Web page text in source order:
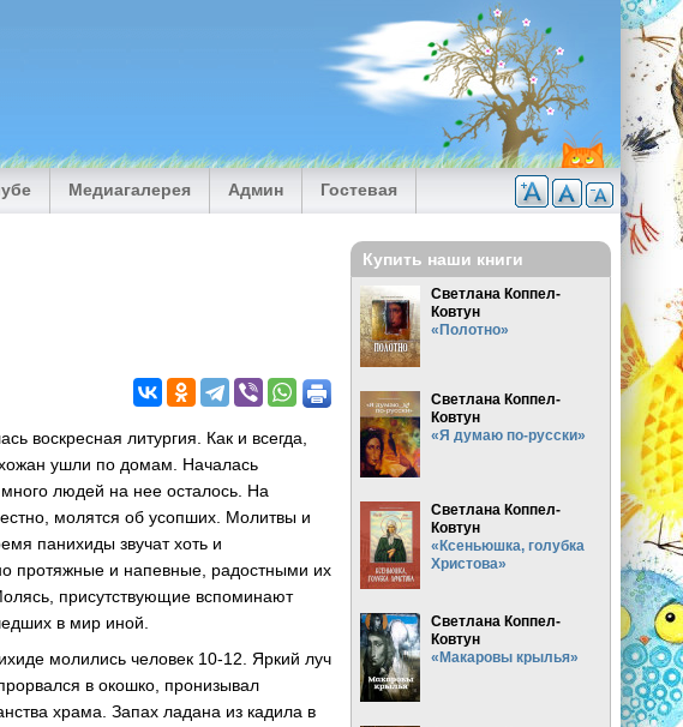
Медиагалерея Админ Гостевая
воскресная литургия. Как и всегда,
ушли по домам. Началась
людей на нее осталось. На
молятся об усопших. Молитвы и
панихиды звучат хоть и
протяжные и напевные, радостными их
присутствующие вспоминают
в мир иной.
молились человек 10-12. Яркий луч
в окошко, пронизывал
храма. Запах ладана из кадила в
Купить наши книги
Светлана Коппел-
Ковтун
«Полотно»
Светлана Коппел-
Ковтун
«Я думаю по-русски»
Светлана Коппел-
Ковтун
«Ксеньюшка, голубка
Христова»
Светлана Коппел-
Ковтун
«Макаровы крылья»